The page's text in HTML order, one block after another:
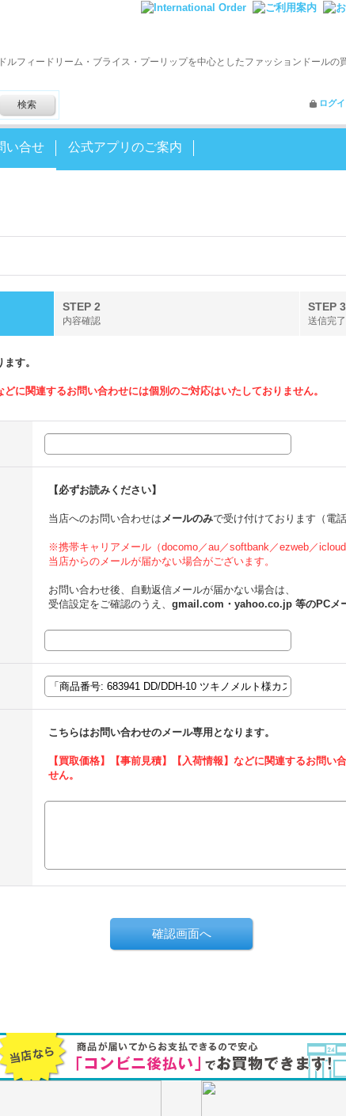
ルフィードリーム・ブライス・プーリップを中心としたファッションドールの
ログ
い合せ 公式アプリのご案内
STEP 2
内容確認
STEP 3
送信完了
す。
に関連するお問い合わせには個別のご対応はいたしておりません。
【必ずお読みください】
当店へのお問い合わせはメールのみで受け付けております（電話
※携帯キャリアメール（docomo／au／softbank／ezweb／icloud
当店からのメールが届かない場合がございます。
お問い合わせ後、自動返信メールが届かない場合は、
受信設定をご確認のうえ、 gmail.com・yahoo.co.jp 等のPCメ
こちらはお問い合わせのメール専用となります。
【買取価格】【事前見積】【入荷情報】などに関連するお問い
せん。